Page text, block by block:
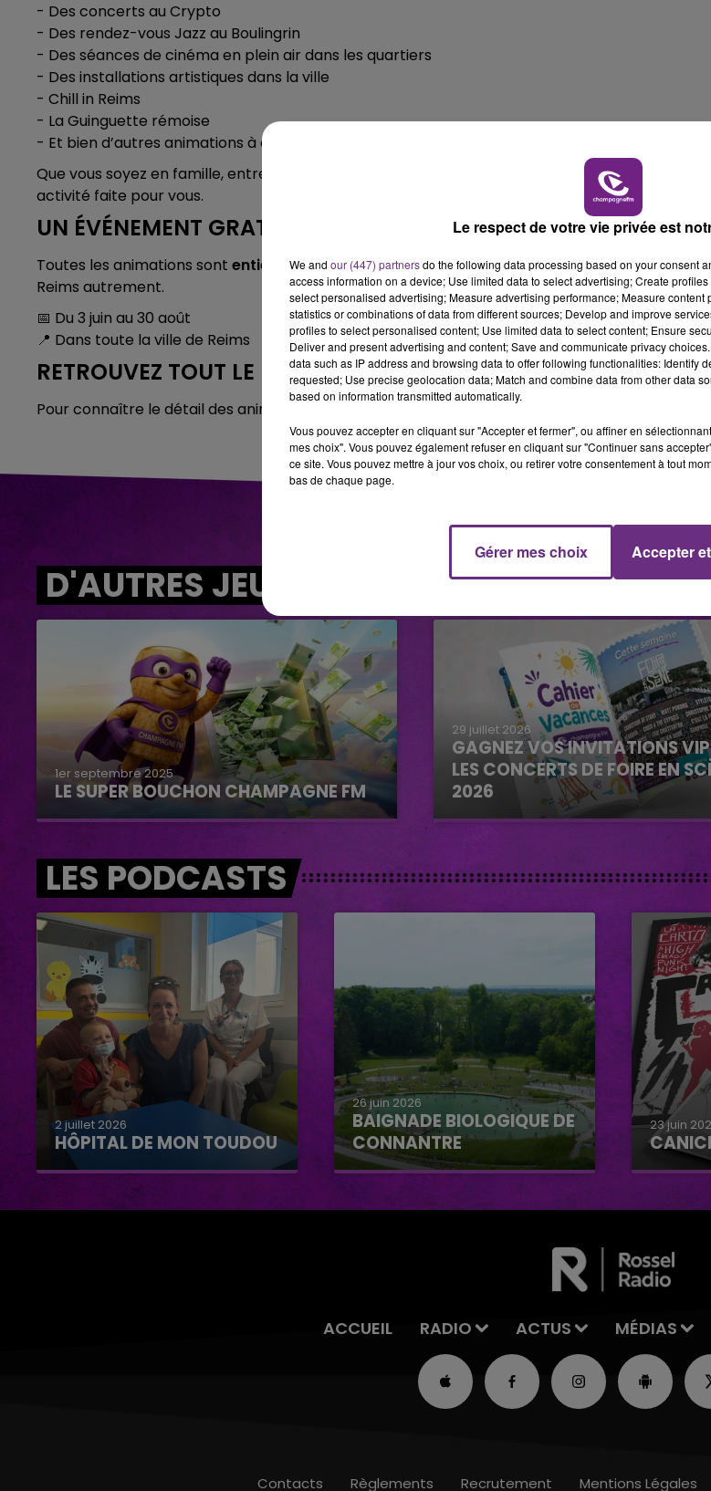
- Des concerts au Crypto
- Des rendez-vous Jazz au Boulingrin
- Des séances de cinéma en plein air dans les quartiers
- Des installations artistiques dans la ville
- Chill in Reims
- La Guinguette rémoise
- Et bien d’autres animations à découvrir chaque jour !
Que vous soyez en famille, entre amis ou simplement en quête d’une sortie estivale, il y aura
activité faite pour vous.
UN ÉVÉNEMENT GRATUIT AVEC CHAMPAGNE FM
Toutes les animations sont entièrement gratuites. Une belle occasion de profiter de l’été et
Reims autrement.
📅 Du 3 juin au 30 août
📍 Dans toute la ville de Reims
RETROUVEZ TOUT LE PROGRAMME
Pour connaître le détail des animations jour par jour et organiser vos sorties, rendez-vous sur
D'AUTRES JEUX
1er septembre 2025
LE SUPER BOUCHON CHAMPAGNE FM
29 juillet 2026
GAGNEZ VOS INVITATIONS
LES CONCERTS DE FOIRE EN
2026
LES PODCASTS
2 juillet 2026
HÔPITAL DE MON TOUDOU
Hôpital de mon Toudou
26 juin 2026
BAIGNADE BIOLOGIQUE DE
CONNANTRE
Baignade biologique de
Connantre
23 juin
ACCUEIL RADIO ACTUS MÉDIAS
Contacts Règlements Recrutement Mentions Légales
Le respect de votre vie privée est
We and our (447) partnersdo the following data processing based on your consent
access information on a device; Use limited data to select advertising; Create
select personalised advertising; Measure advertising performance; Measure
statistics or combinations of data from different sources; Develop and improve
profiles to select personalised content; Use limited data to select content; Ensure
Deliver and present advertising and content; Save and communicate privacy
data such as IP address and browsing data to offer following functionalities: Identify
requested; Use precise geolocation data; Match and combine data from other data
based on information transmitted automatically.
Vous pouvez accepter en cliquant sur "Accepter et fermer", ou affiner en
mes choix". Vous pouvez également refuser en cliquant sur "Continuer sans
ce site. Vous pouvez mettre à jour vos choix, ou retirer votre consentement à tout
bas de chaque page.
Gérer mes choix Accepter